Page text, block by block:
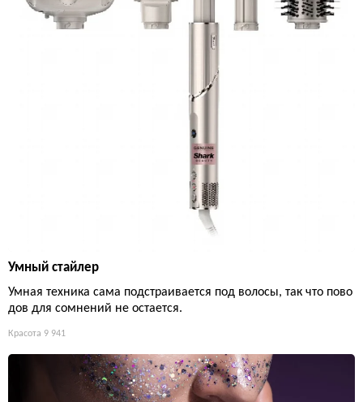
Умный стайлер
Умная техника сама подстраивается под волосы, так что пово
дов для сомнений не остается.
Красота 9 941